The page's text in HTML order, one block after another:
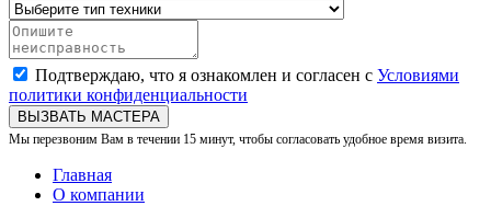
Подтверждаю, что я ознакомлен и согласен с Условиями
политики конфиденциальности
ВЫЗВАТЬ МАСТЕРА
Мы перезвоним Вам в течении 15 минут, чтобы согласовать удобное время визита.
Главная
О компании